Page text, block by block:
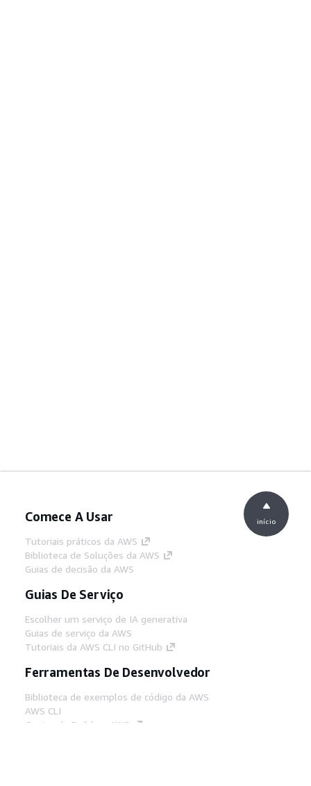
Comece A Usar
Tutoriais práticos da AWS
Biblioteca de Soluções da AWS
Guias de decisão da AWS
Guias De Serviço
Escolher um serviço de IA generativa
Guias de serviço da AWS
Tutoriais da AWS CLI no GitHub
Ferramentas De Desenvolvedor
Biblioteca de exemplos de código da AWS
AWS CLI
Centro de Builders AWS
início